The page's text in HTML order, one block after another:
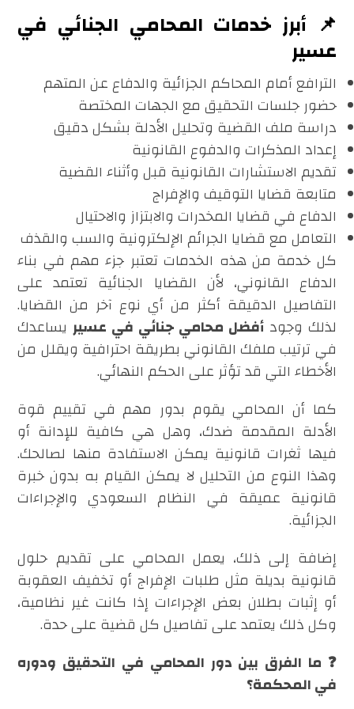
📌 أبرز خدمات المحامي الجنائي في
عسير
الترافع أمام المحاكم الجزائية والدفاع عن المتهم
حضور جلسات التحقيق مع الجهات المختصة
دراسة ملف القضية وتحليل الأدلة بشكل دقيق
إعداد المذكرات والدفوع القانونية
تقديم الاستشارات القانونية قبل وأثناء القضية
متابعة قضايا التوقيف والإفراج
الدفاع في قضايا المخدرات والابتزاز والاحتيال
التعامل مع قضايا الجرائم الإلكترونية والسب والقذف
كل خدمة من هذه الخدمات تعتبر جزء مهم في بناء
الدفاع القانوني، لأن القضايا الجنائية تعتمد على
التفاصيل الدقيقة أكثر من أي نوع آخر من القضايا.
لذلك وجودأفضل محامي جنائي في عسيريساعدك
في ترتيب ملفك القانوني بطريقة احترافية ويقلل من
الأخطاء التي قد تؤثر على الحكم النهائي.
كما أن المحامي يقوم بدور مهم في تقييم قوة
الأدلة المقدمة ضدك، وهل هي كافية للإدانة أو
فيها ثغرات قانونية يمكن الاستفادة منها لصالحك.
وهذا النوع من التحليل لا يمكن القيام به بدون خبرة
قانونية عميقة في النظام السعودي والإجراءات
الجزائية.
إضافة إلى ذلك، يعمل المحامي على تقديم حلول
قانونية بديلة مثل طلبات الإفراج أو تخفيف العقوبة
أو إثبات بطلان بعض الإجراءات إذا كانت غير نظامية،
وكل ذلك يعتمد على تفاصيل كل قضية على حدة.
❓ ما الفرق بين دور المحامي في التحقيق ودوره
في المحكمة؟